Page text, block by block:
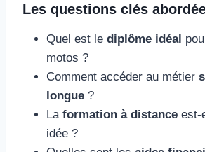
Les questions clés
Quel est le diplôme idéal
motos ?
Comment accéder au métier
longue ?
La formation à distance est-
idée ?